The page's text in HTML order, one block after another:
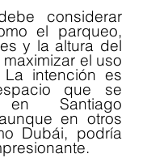
considerar
el parqueo,
y la altura del
el uso
La intención es
que se
en Santiago
en otros
Dubái, podría